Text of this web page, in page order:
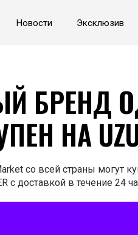
Новости Эксклюзив
БРЕНД
НА
со всей страны могут
с доставкой в течение 24